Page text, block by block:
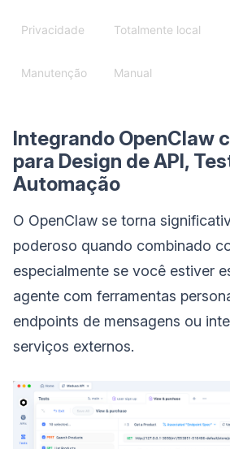
Privacidade Totalmente local
Manutenção Manual
Integrando OpenClaw
para Design de API,
Automação
O OpenClaw se torna
poderoso quando combinado
especialmente se você estiver
agente com ferramentas
endpoints de mensagens ou
serviços externos.